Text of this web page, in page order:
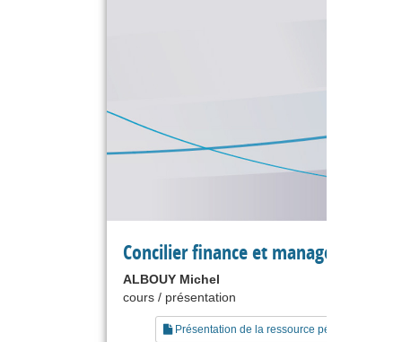
Concilier finance et management
ALBOUY Michel
cours / présentation
Présentation de la ressource pédagogique